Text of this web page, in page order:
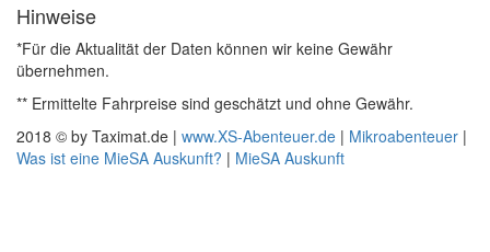
Hinweise
*Für die Aktualität der Daten können wir keine Gewähr
übernehmen.
** Ermittelte Fahrpreise sind geschätzt und ohne Gewähr.
2018 © by Taximat.de | www.XS-Abenteuer.de | Mikroabenteuer |
Was ist eine MieSA Auskunft? | MieSA Auskunft